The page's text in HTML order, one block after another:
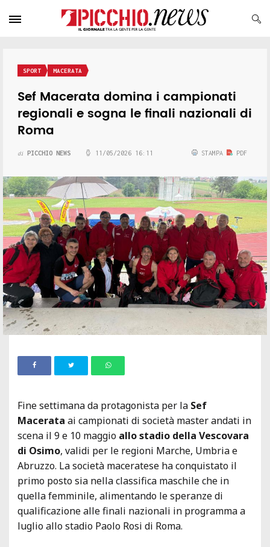
SPORT MACERATA
Sef Macerata domina i campionati
regionali e sogna le finali nazionali di
Roma
di PICCHIO NEWS 11/05/2026 16:11 STAMPA PDF
Fine settimana da protagonista per la Sef
Macerata ai campionati di società master andati in
scena il 9 e 10 maggio allo stadio della Vescovara
di Osimo, validi per le regioni Marche, Umbria e
Abruzzo. La società maceratese ha conquistato il
primo posto sia nella classifica maschile che in
quella femminile, alimentando le speranze di
qualificazione alle finali nazionali in programma a
luglio allo stadio Paolo Rosi di Roma.